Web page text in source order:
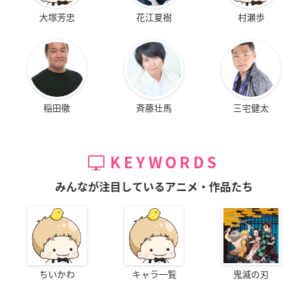
大塚芳忠 花江夏樹 村瀬歩
稲田徹 斉藤壮馬 三宅健太
KEYWORDS
みんなが注目しているアニメ・作品たち
ちいかわ キャラ一覧 鬼滅の刃